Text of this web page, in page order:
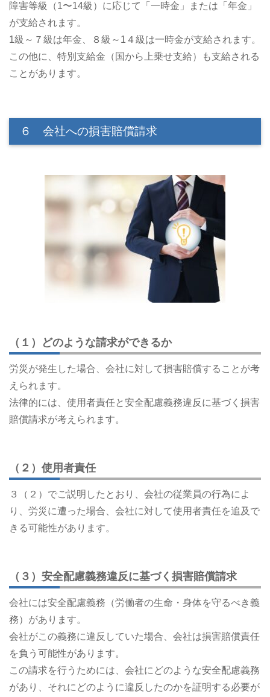
障害等級（1〜14級）に応じて「一時金」または「年金」
が支給されます。
1級～７級は年金、８級～1４級は一時金が支給されます。
この他に、特別支給金（国から上乗せ支給）も支給される
ことがあります。
６ 会社への損害賠償請求
（１）どのような請求ができるか
労災が発生した場合、会社に対して損害賠償することが考
えられます。
法律的には、使用者責任と安全配慮義務違反に基づく損害
賠償請求が考えられます。
（２）使用者責任
３（２）でご説明したとおり、会社の従業員の行為によ
り、労災に遭った場合、会社に対して使用者責任を追及で
きる可能性があります。
（３）安全配慮義務違反に基づく損害賠償請求
会社には安全配慮義務（労働者の生命・身体を守るべき義
務）があります。
会社がこの義務に違反していた場合、会社は損害賠償責任
を負う可能性があります。
この請求を行うためには、会社にどのような安全配慮義務
があり、それにどのように違反したのかを証明する必要が